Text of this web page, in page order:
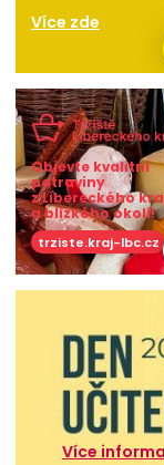
Více zde
Objevte kvalitní
potraviny
z Libereckého
a blízkého okolí!
trziste.kraj-lbc.cz
Více